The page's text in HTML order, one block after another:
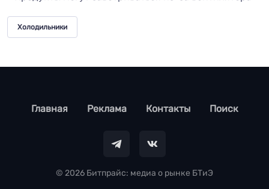
Холодильники
footer
Главная Реклама Контакты Поиск
© 2026 Битпрайс: медиа о рынке БТиЭ